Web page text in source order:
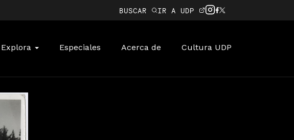
BUSCAR IR A UDP
Explora Especiales Acerca de Cultura UDP